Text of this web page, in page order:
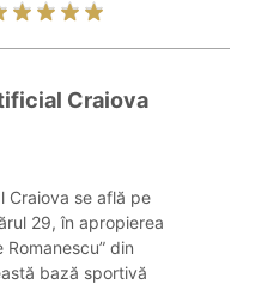
Craiova
Craiova se află pe
29, în apropierea
Romanescu” din
bază sportivă